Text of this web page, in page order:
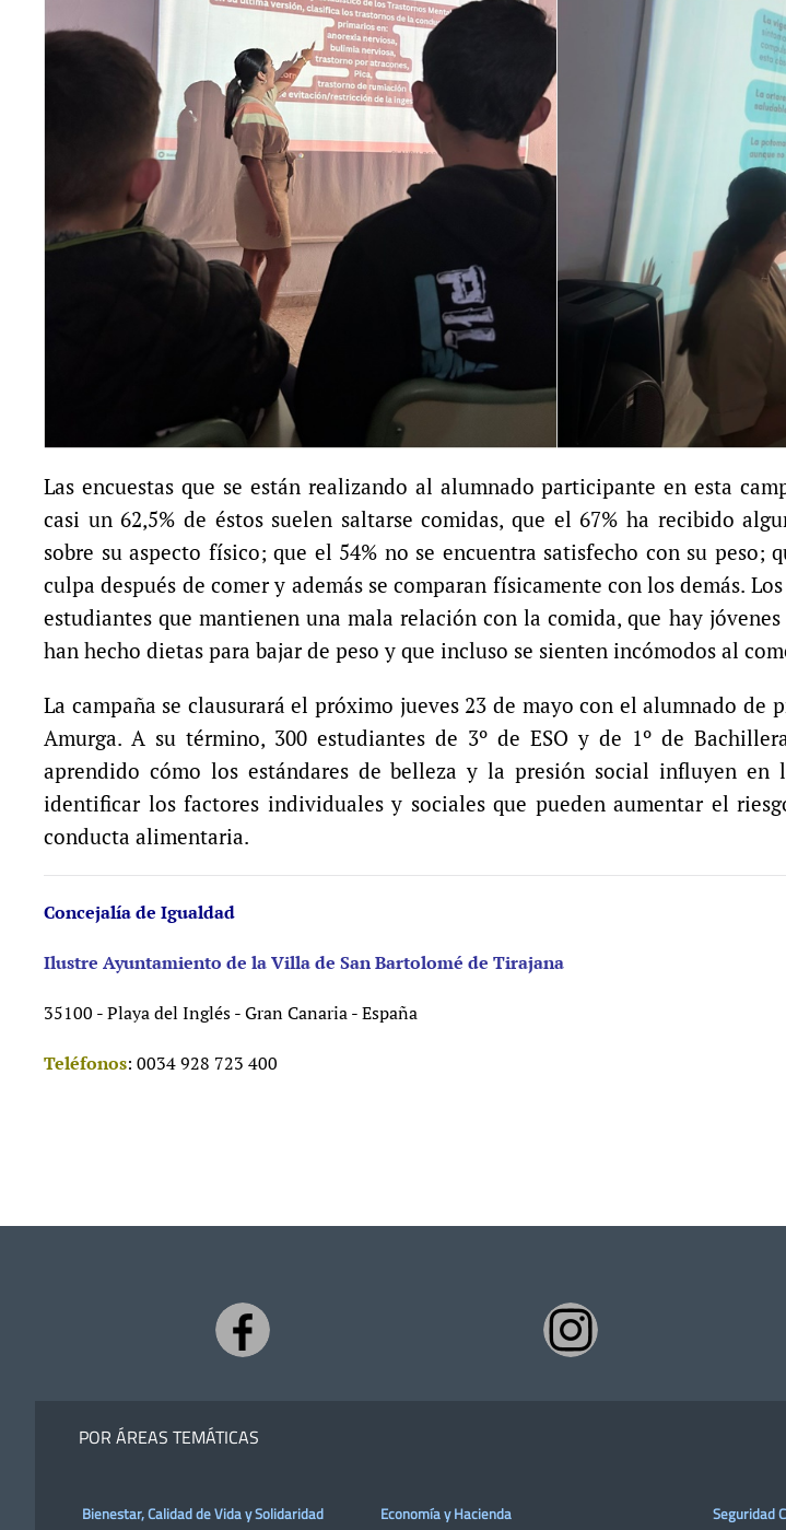
Las encuestas que se están realizando al alumnado participante en esta
casi un 62,5% de éstos suelen saltarse comidas, que el 67% ha recibido
sobre su aspecto físico; que el 54% no se encuentra satisfecho con su peso;
culpa después de comer y además se comparan físicamente con los demás.
estudiantes que mantienen una mala relación con la comida, que hay
han hecho dietas para bajar de peso y que incluso se sienten incómodos al
La campaña se clausurará el próximo jueves 23 de mayo con el alumnado de
Amurga. A su término, 300 estudiantes de 3º de ESO y de 1º de
aprendido cómo los estándares de belleza y la presión social influyen en
identificar los factores individuales y sociales que pueden aumentar el
conducta alimentaria.
Concejalía de Igualdad
Ilustre Ayuntamiento de la Villa de San Bartolomé de Tirajana
35100 - Playa del Inglés - Gran Canaria - España
Teléfonos: 0034 928 723 400
POR ÁREAS TEMÁTICAS
Bienestar, Calidad de Vida y Solidaridad Economía y Hacienda Seguridad